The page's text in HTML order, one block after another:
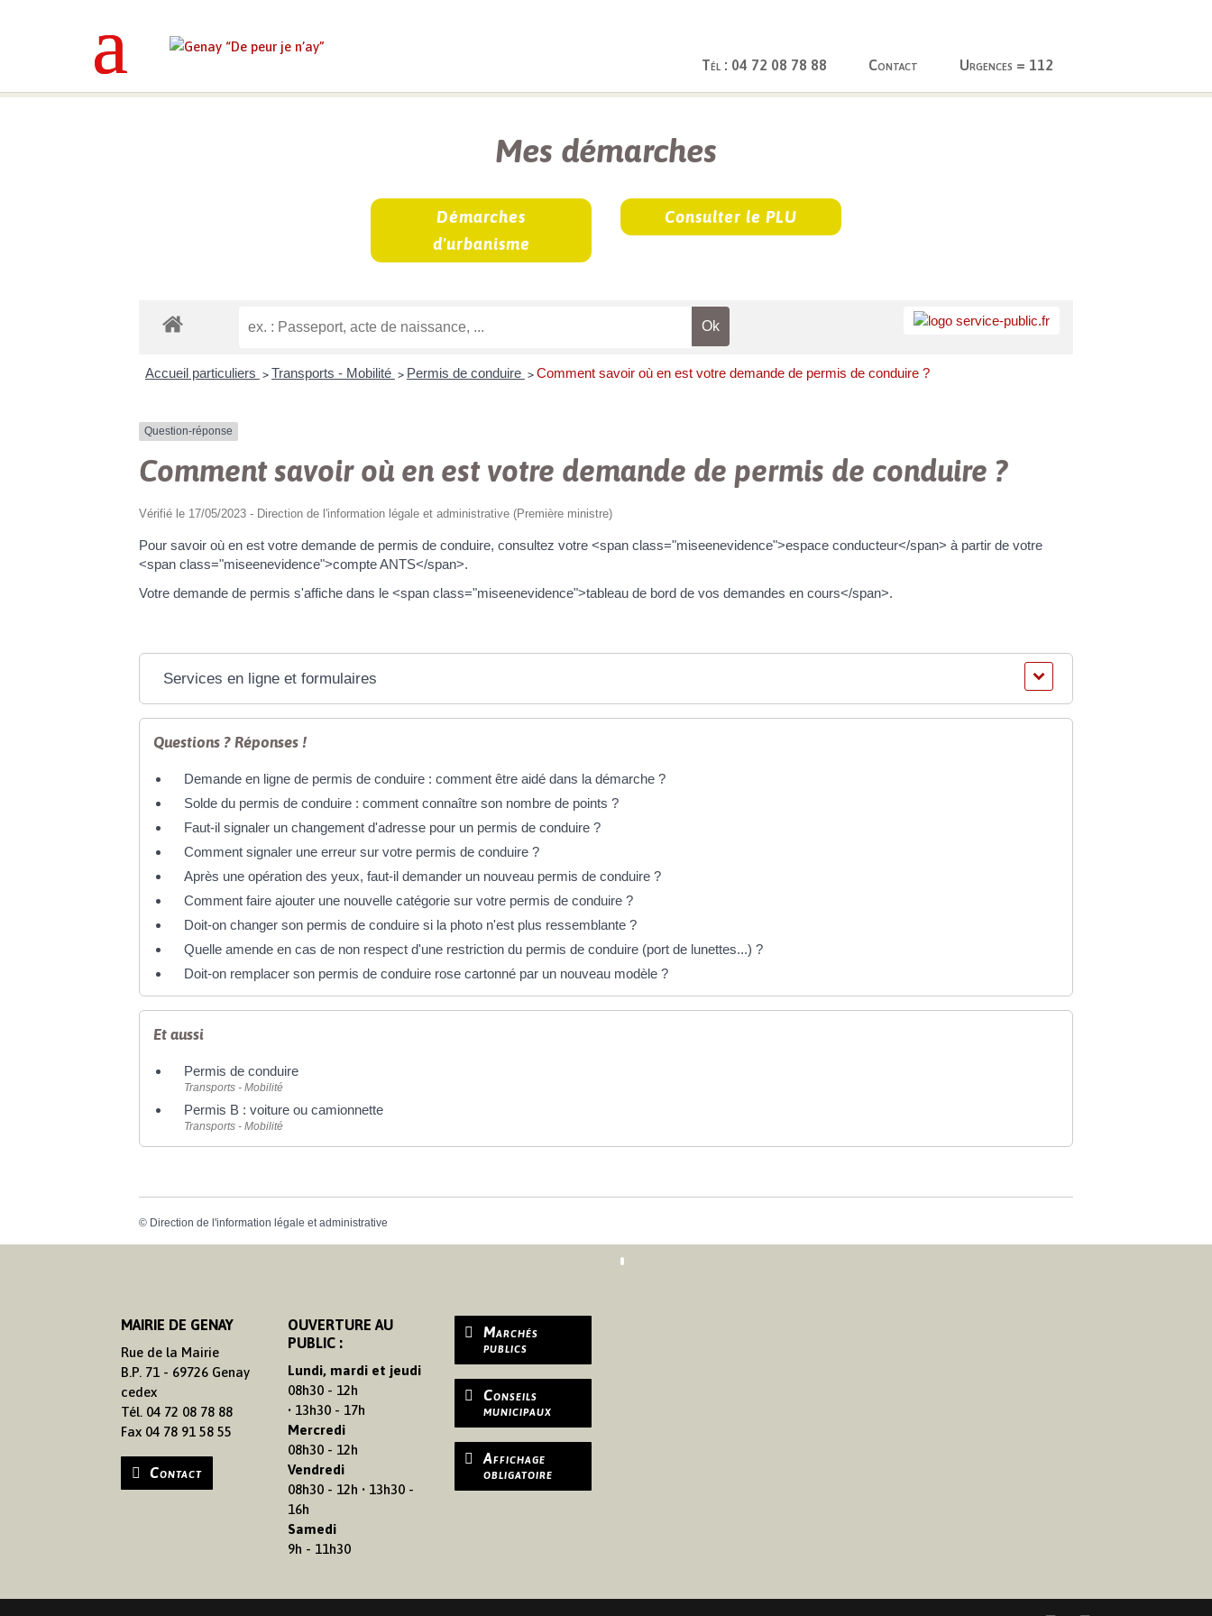
Tél : 04 72 08 78 88 Contact Urgences = 112
Mes démarches
Démarches
d'urbanisme
Consulter le PLU
Accueil particuliers > Transports - Mobilité > Permis de conduire > Comment savoir où en est votre demande de permis de conduire ?
Question-réponse
Comment savoir où en est votre demande de permis de conduire ?
Vérifié le 17/05/2023 - Direction de l'information légale et administrative (Première ministre)
Pour savoir où en est votre demande de permis de conduire, consultez votre <span class="miseenevidence">espace conducteur</span> à partir de votre
<span class="miseenevidence">compte ANTS</span>.
Votre demande de permis s'affiche dans le <span class="miseenevidence">tableau de bord de vos demandes en cours</span>.
Services en ligne et formulaires
Questions ? Réponses !
Demande en ligne de permis de conduire : comment être aidé dans la démarche ?
Solde du permis de conduire : comment connaître son nombre de points ?
Faut-il signaler un changement d'adresse pour un permis de conduire ?
Comment signaler une erreur sur votre permis de conduire ?
Après une opération des yeux, faut-il demander un nouveau permis de conduire ?
Comment faire ajouter une nouvelle catégorie sur votre permis de conduire ?
Doit-on changer son permis de conduire si la photo n'est plus ressemblante ?
Quelle amende en cas de non respect d'une restriction du permis de conduire (port de lunettes...) ?
Doit-on remplacer son permis de conduire rose cartonné par un nouveau modèle ?
Et aussi
Permis de conduire
Transports - Mobilité
Permis B : voiture ou camionnette
Transports - Mobilité
© Direction de l'information légale et administrative
MAIRIE DE GENAY
Rue de la Mairie
B.P. 71 - 69726 Genay
cedex
Tél. 04 72 08 78 88
Fax 04 78 91 58 55
Contact
OUVERTURE AU
PUBLIC :
Lundi, mardi et jeudi
08h30 - 12h
• 13h30 - 17h
Mercredi
08h30 - 12h
Vendredi
08h30 - 12h • 13h30 -
16h
Samedi
9h - 11h30
Marchés
publics
Conseils
municipaux
Affichage
obligatoire